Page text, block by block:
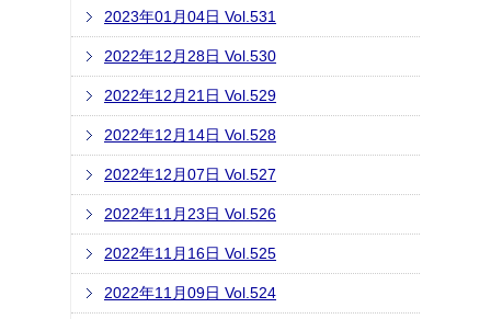
2023年01月04日 Vol.531
2022年12月28日 Vol.530
2022年12月21日 Vol.529
2022年12月14日 Vol.528
2022年12月07日 Vol.527
2022年11月23日 Vol.526
2022年11月16日 Vol.525
2022年11月09日 Vol.524